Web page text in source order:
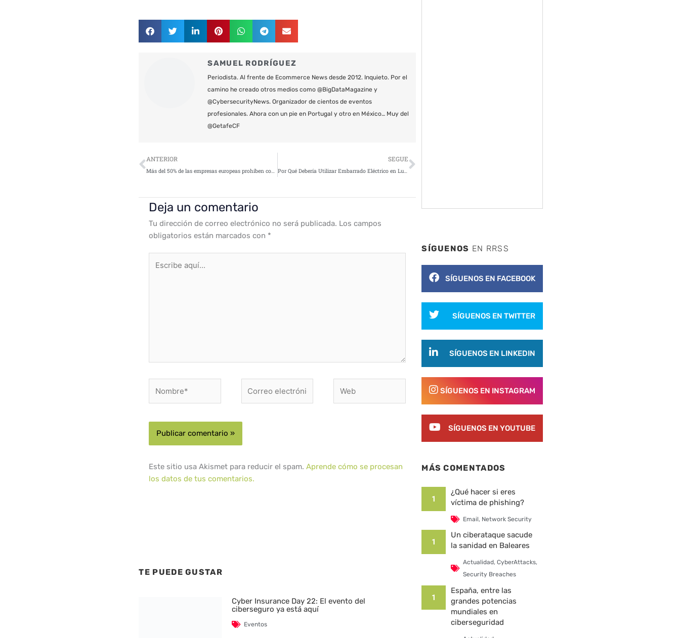
SAMUEL RODRÍGUEZ
Periodista. Al frente de Ecommerce News desde 2012. Inquieto. Por el
camino he creado otros medios como @BigDataMagazine y
@CybersecurityNews. Organizador de cientos de eventos
profesionales. Ahora con un pie en Portugal y otro en México… Muy del
@GetafeCF
Ant
ANTERIOR
Más del 50% de las empresas europeas prohíben compartir Inteligencia sobre Amenazas
SEGUE
Por Qué Debería Utilizar Embarrado Eléctrico en Lugar de Cables
Siguiente
Deja un comentario
Tu dirección de correo electrónico no será publicada. Los campos
obligatorios están marcados con *
aquí...
electrónico*
Este sitio usa Akismet para reducir el spam.Aprende cómo se procesan
los datos de tus comentarios.
TE PUEDE GUSTAR
Cyber Insurance Day 22: El evento del
ciberseguro ya está aquí
Eventos
SÍGUENOS EN RRSS
SÍGUENOS EN FACEBOOK
SÍGUENOS EN TWITTER
SÍGUENOS EN LINKEDIN
SÍGUENOS EN INSTAGRAM
SÍGUENOS EN YOUTUBE
MÁS COMENTADOS
1
¿Qué hacer si eres
víctima de phishing?
Email, Network Security
1
Un ciberataque sacude
la sanidad en Baleares
Actualidad, CyberAttacks,
Security Breaches
1
España, entre las
grandes potencias
mundiales en
ciberseguridad